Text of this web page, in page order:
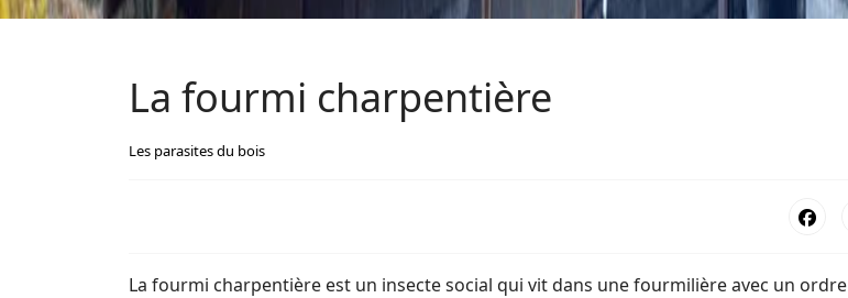
La fourmi charpentière
Les parasites du bois
La fourmi charpentière est un insecte social qui vit dans une fourmilière avec un ordre